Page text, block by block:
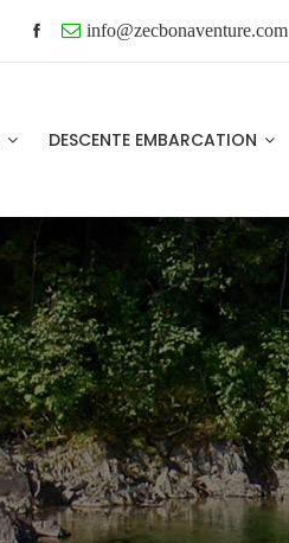
info@zecbonaventure.com
DESCENTE EMBARCATION